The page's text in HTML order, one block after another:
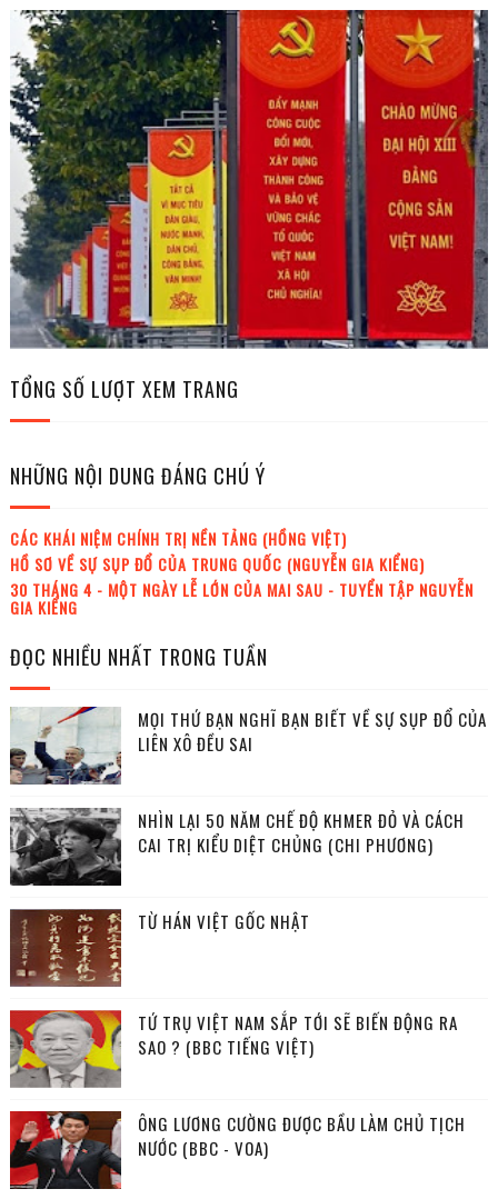
TỔNG SỐ LƯỢT XEM TRANG
NHỮNG NỘI DUNG ĐÁNG CHÚ Ý
CÁC KHÁI NIỆM CHÍNH TRỊ NỀN TẢNG (HỒNG VIỆT)
HỒ SƠ VỀ SỰ SỤP ĐỔ CỦA TRUNG QUỐC (NGUYỄN GIA KIỂNG)
30 THÁNG 4 - MỘT NGÀY LỄ LỚN CỦA MAI SAU - TUYỂN TẬP NGUYỄN
GIA KIỂNG
ĐỌC NHIỀU NHẤT TRONG TUẦN
MỌI THỨ BẠN NGHĨ BẠN BIẾT VỀ SỰ SỤP ĐỔ CỦA
LIÊN XÔ ĐỀU SAI
NHÌN LẠI 50 NĂM CHẾ ĐỘ KHMER ĐỎ VÀ CÁCH
CAI TRỊ KIỂU DIỆT CHỦNG (CHI PHƯƠNG)
TỪ HÁN VIỆT GỐC NHẬT
TỨ TRỤ VIỆT NAM SẮP TỚI SẼ BIẾN ĐỘNG RA
SAO ? (BBC TIẾNG VIỆT)
ÔNG LƯƠNG CƯỜNG ĐƯỢC BẦU LÀM CHỦ TỊCH
NƯỚC (BBC - VOA)